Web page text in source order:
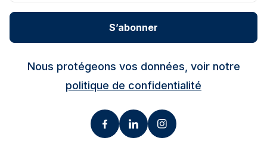
S’abonner
Nous protégeons vos données, voir notre
politique de confidentialité